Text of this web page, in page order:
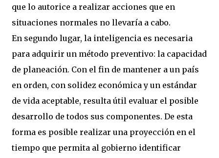
que lo autorice a realizar acciones que en
situaciones normales no llevaría a cabo.
En segundo lugar, la inteligencia es necesaria
para adquirir un método preventivo: la capacidad
de planeación. Con el fin de mantener a un país
en orden, con solidez económica y un estándar
de vida aceptable, resulta útil evaluar el posible
desarrollo de todos sus componentes. De esta
forma es posible realizar una proyección en el
tiempo que permita al gobierno identificar